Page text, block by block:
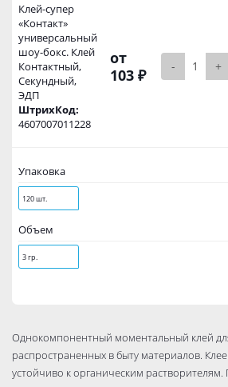
Клей-супер
«Контакт»
универсальный
шоу-бокс. Клей
Контактный,
Секундный,
ЭДП
ШтрихКод:
4607007011228
от
103 ₽
- +
Упаковка
120 шт.
Объем
3 гр.
Однокомпонентный моментальный клей
распространенных в быту материалов.
устойчиво к органическим